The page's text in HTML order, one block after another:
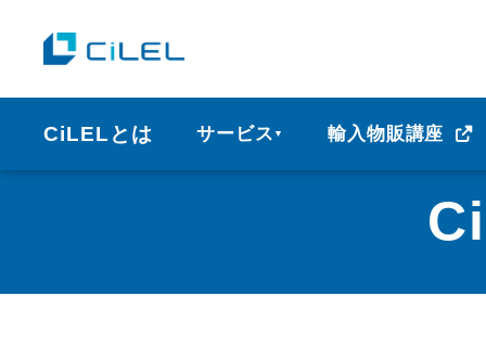
CiLELとは サービス ▼ 輸入物販講座